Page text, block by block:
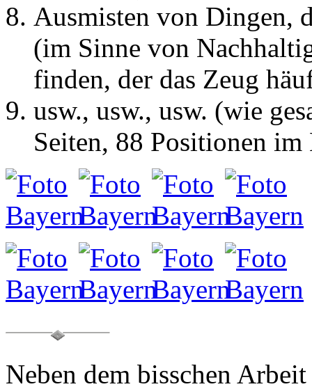
finden, der das Zeug
usw., usw., usw. (wie
Seiten, 88 Positionen
Neben dem bisschen
Besorgungen, für